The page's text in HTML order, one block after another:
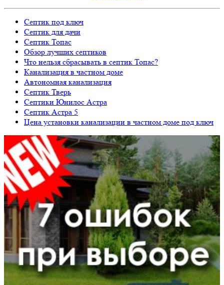
Септик под ключ
Септик для дачи
Септик Топас
Обзор лучших септиков
Что нельзя сбрасывать в септик Топас?
Канализация в частном доме
Автономная канализация
Септик Тверь
Септики Юнилос Астра
Септик Астра 5
Цена установки канализации в частном доме под ключ